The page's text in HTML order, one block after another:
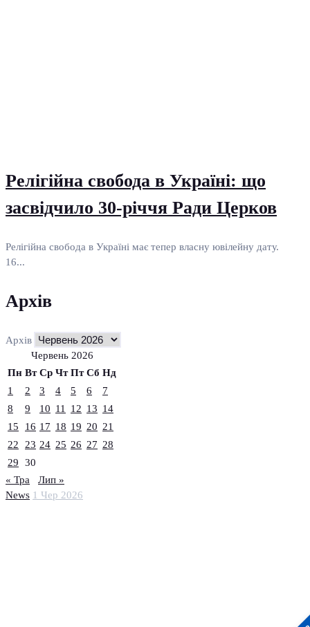
News 1 Чер 2026
Релігійна свобода в Україні: що
засвідчило 30-річчя Ради Церков
Релігійна свобода в Україні має тепер власну ювілейну дату.
16...
Архів
Архів
Червень 2026
Пн Вт Ср Чт Пт Сб Нд
1
2 3 4 5 6
7
8
9 10 11 12 13 14
15
16 17 18 19 20 21
22
23 24 25 26 27 28
29
30
« Тра
Лип »